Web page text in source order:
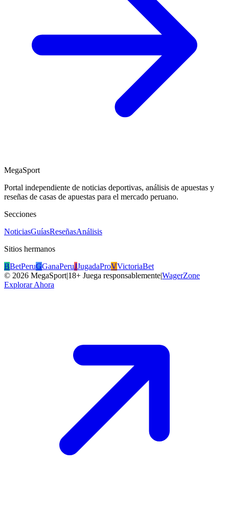
MegaSport
Portal independiente de noticias deportivas, análisis de apuestas y
reseñas de casas de apuestas para el mercado peruano.
Secciones
NoticiasGuíasReseñasAnálisis
Sitios hermanos
BBetPeruGGanaPeruJJugadaProVVictoriaBet
© 2026 MegaSport|18+ Juega responsablemente|WagerZone
Explorar Ahora